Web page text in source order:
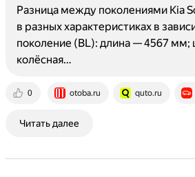
0 otoba.ru quto.ru
Разница между поколениями Kia
в разных характеристиках в
поколение (BL): длина — 4567
колёсная…
Читать далее